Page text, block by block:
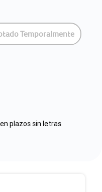
Temporalmente